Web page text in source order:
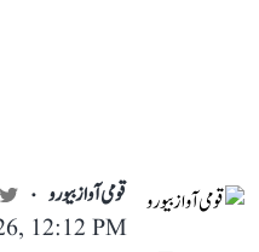
قومی آواز بیورو
12:12 PM